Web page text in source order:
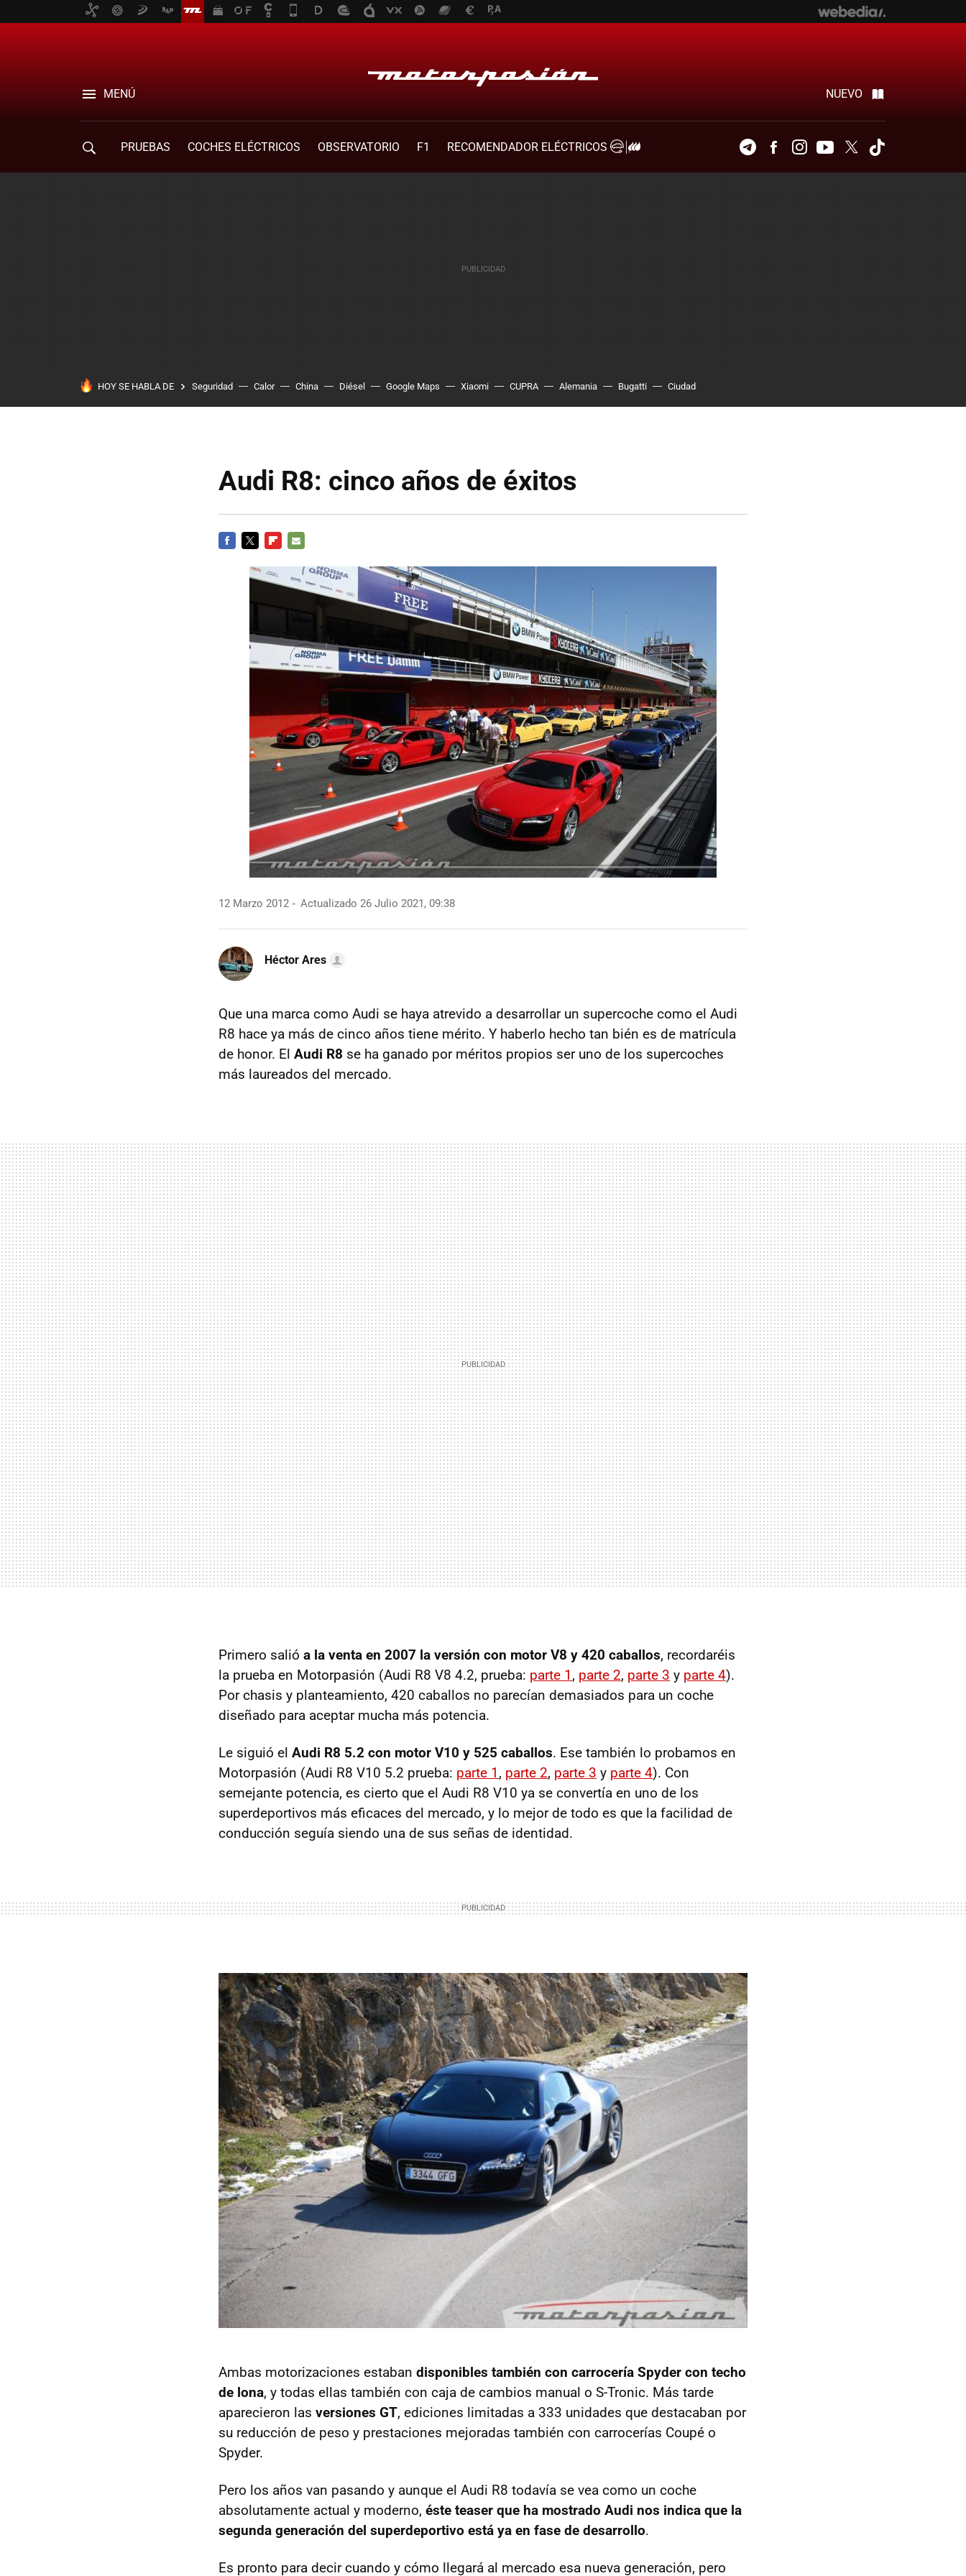
MENÚ NUEVO
PRUEBAS COCHES ELÉCTRICOS OBSERVATORIO F1
RECOMENDADOR ELÉCTRICOS
TelegramFacebookInstagramYoutubeTwitter
HOY SE HABLA DE Seguridad Calor China Diésel Google Maps Xiaomi CUPRA Alemania Bugatti Ciudad
Audi R8: cinco años de éxitos
MAIL
12 Marzo 2012 Actualizado 26 Julio 2021, 09:38
Héctor Ares
Que una marca como Audi se haya atrevido a desarrollar un supercoche como el Audi
R8 hace ya más de cinco años tiene mérito. Y haberlo hecho tan bién es de matrícula
de honor. El Audi R8 se ha ganado por méritos propios ser uno de los supercoches
más laureados del mercado.
Primero salió a la venta en 2007 la versión con motor V8 y 420 caballos, recordaréis
la prueba en Motorpasión (Audi R8 V8 4.2, prueba: parte 1 , parte 2, parte 3 y parte 4).
Por chasis y planteamiento, 420 caballos no parecían demasiados para un coche
diseñado para aceptar mucha más potencia.
Le siguió el Audi R8 5.2 con motor V10 y 525 caballos. Ese también lo probamos en
Motorpasión (Audi R8 V10 5.2 prueba: parte 1 , parte 2, parte 3 y parte 4). Con
semejante potencia, es cierto que el Audi R8 V10 ya se convertía en uno de los
superdeportivos más eficaces del mercado, y lo mejor de todo es que la facilidad de
conducción seguía siendo una de sus señas de identidad.
Ambas motorizaciones estaban disponibles también con carrocería Spyder con techo
de lona, y todas ellas también con caja de cambios manual o S-Tronic. Más tarde
aparecieron las versiones GT, ediciones limitadas a 333 unidades que destacaban por
su reducción de peso y prestaciones mejoradas también con carrocerías Coupé o
Spyder.
Pero los años van pasando y aunque el Audi R8 todavía se vea como un coche
absolutamente actual y moderno, éste teaser que ha mostrado Audi nos indica que la
segunda generación del superdeportivo está ya en fase de desarrollo.
Es pronto para decir cuando y cómo llegará al mercado esa nueva generación, pero